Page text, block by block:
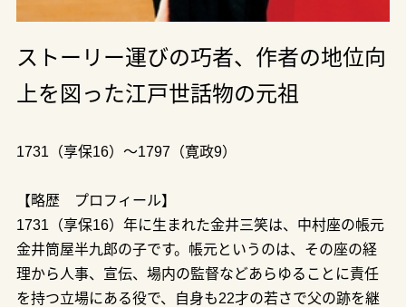
ストーリー運びの巧者、作者の地位向
上を図った江戸世話物の元祖
1731（享保16）～1797（寛政9）
【略歴 プロフィール】
1731（享保16）年に生まれた金井三笑は、中村座の帳元
金井筒屋半九郎の子です。帳元というのは、その座の経
理から人事、宣伝、場内の監督などあらゆることに責任
を持つ立場にある役で、自身も22才の若さで父の跡を継